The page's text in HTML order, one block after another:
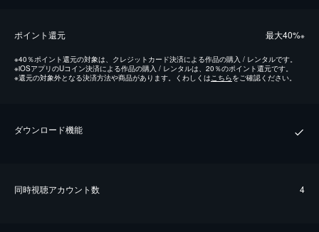
ポイント還元 最⼤40%※
※40％ポイント還元の対象は、クレジットカード決済による作品の購入 / レンタルです。
※iOSアプリのUコイン決済による作品の購入 / レンタルは、20％のポイント還元です。
※還元の対象外となる決済方法や商品があります。くわしくはこちらをご確認ください。
ダウンロード機能
同時視聴アカウント数 4